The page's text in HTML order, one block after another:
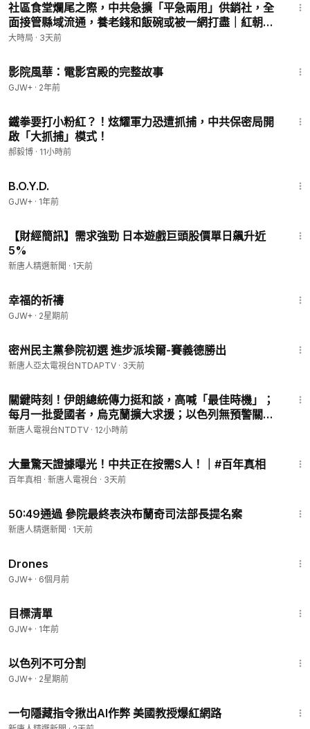
社區食堂爛尾之際，中共急擴「平急兩用」供銷社，全
面接管縣域流通，養老錢和飯碗或被一網打盡｜紅朝變
局｜大時局
大時局 · 3天前
影院風華：電影宮殿的完整故事
GJW+ · 2年前
鐵拳要打小粉紅？！炫耀軍力恐遭抓捕，中共保密局開
啟「大抓捕」模式！
郝毅博 · 11小時前
B.O.Y.D.
GJW+ · 1年前
【財經簡訊】需求強勁 日本遊戲巨頭股價單日飆升近
5%
新唐人精選新聞 · 1天前
幸福的祈禱
GJW+ · 2星期前
密州民主黨參院初選 進步派埃爾-賽義德勝出
新唐人亞太電視台NTDAPTV · 3天前
關鍵時刻！伊朗總統傳力挺和談，高喊「最佳時機」；
每月一批愛國者，烏克蘭擴大求援；以色列無預警關閉
駐成都領館；兒童手錶驚曝被滲透，數據全傳到中國。
新唐人電視台NTDTV · 12小時前
大量驚天證據曝光！中共正在按需S人！｜#百年真相
百年真相 · 新唐人電視台 · 3天前
50:49通過 參院最終表決布蘭奇司法部長提名案
新唐人精選新聞 · 1天前
Drones
GJW+ · 6個月前
目標清單
GJW+ · 1年前
以色列不可分割
GJW+ · 2星期前
一句隱藏指令揪出AI作弊 美國教授爆紅網路